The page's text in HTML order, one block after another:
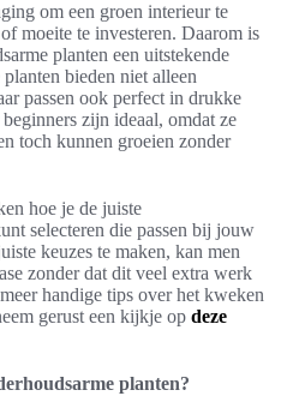
om een groen interieur te
moeite te investeren. Daarom is
planten een uitstekende
bieden niet alleen
passen ook perfect in drukke
zijn ideaal, omdat ze
toch kunnen groeien zonder
hoe je de juiste
selecteren die passen bij jouw
keuzes te maken, kan men
zonder dat dit veel extra werk
handige tips over het kweken
gerust een kijkje op deze
planten?